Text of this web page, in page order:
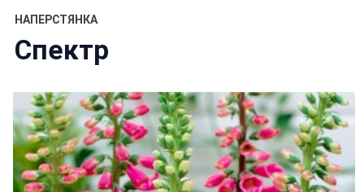
НАПЕРСТЯНКА
Спектр